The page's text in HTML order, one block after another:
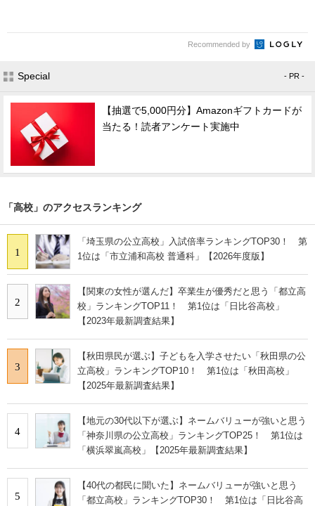
Recommended by
Special - PR -
【抽選で5,000円分】Amazonギフトカードが
当たる！読者アンケート実施中
「高校」のアクセスランキング
1
「埼玉県の公立高校」入試倍率ランキングTOP30！ 第
1位は「市立浦和高校 普通科」【2026年度版】
2
【関東の女性が選んだ】卒業生が優秀だと思う「都立高
校」ランキングTOP11！ 第1位は「日比谷高校」
【2023年最新調査結果】
3
【秋田県民が選ぶ】子どもを入学させたい「秋田県の公
立高校」ランキングTOP10！ 第1位は「秋田高校」
【2025年最新調査結果】
4
【地元の30代以下が選ぶ】ネームバリューが強いと思う
「神奈川県の公立高校」ランキングTOP25！ 第1位は
「横浜翠嵐高校」【2025年最新調査結果】
5
【40代の都民に聞いた】ネームバリューが強いと思う
「都立高校」ランキングTOP30！ 第1位は「日比谷高